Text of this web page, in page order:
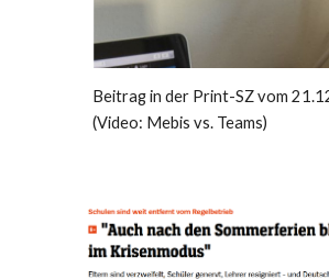
Beitrag in der Print-SZ vom
(Video: Mebis vs. Teams)